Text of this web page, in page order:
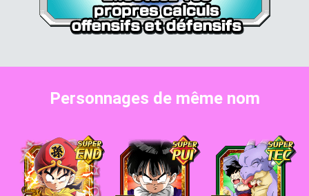
Personnages de même nom
Son Gohan (petit) Son Gohan (petit) Son Gohan (petit)